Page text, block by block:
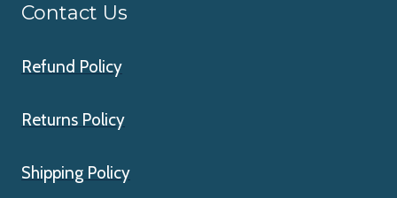
Contact Us
Refund Policy
Returns Policy
Shipping Policy